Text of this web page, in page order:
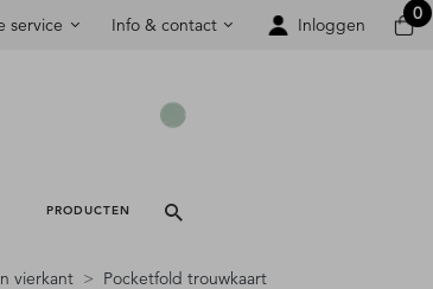
service Info & contact Inloggen
0
PRODUCTEN
vierkant Pocketfold trouwkaart